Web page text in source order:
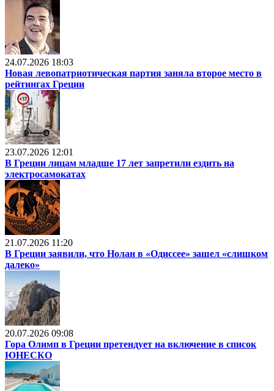
24.07.2026 18:03
Новая левопатриотическая партия заняла второе место в
рейтингах Греции
23.07.2026 12:01
В Греции лицам младше 17 лет запретили ездить на
электросамокатах
21.07.2026 11:20
В Греции заявили, что Нолан в «Одиссее» зашел «слишком
далеко»
20.07.2026 09:08
Гора Олимп в Греции претендует на включение в список
ЮНЕСКО